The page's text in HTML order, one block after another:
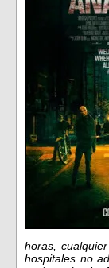
horas,
hospitales no